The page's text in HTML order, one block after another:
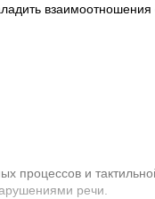
процессов и
речи.